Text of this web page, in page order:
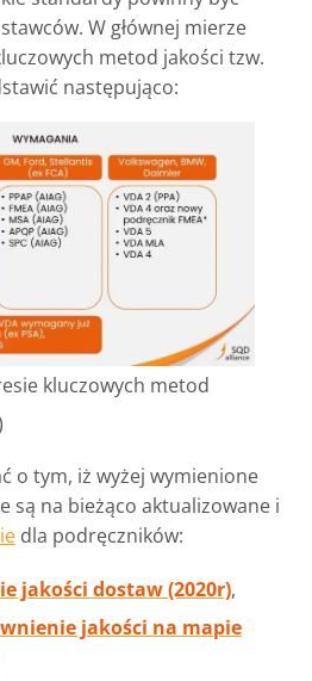
W głównej mierze
metod jakości tzw.
następująco:
kluczowych metod
o tym, iż wyżej wymienione
są na bieżąco aktualizowane i
dla podręczników:
jakości dostaw (2020r),
jakości na mapie